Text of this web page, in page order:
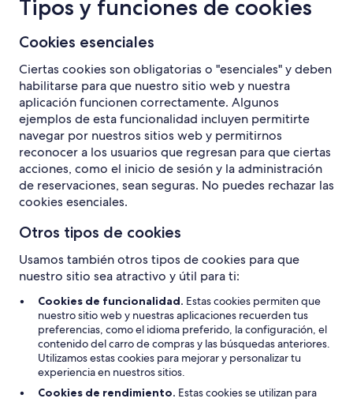
Tipos y funciones de cookies
Cookies esenciales
Ciertas cookies son obligatorias o "esenciales" y deben
habilitarse para que nuestro sitio web y nuestra
aplicación funcionen correctamente. Algunos
ejemplos de esta funcionalidad incluyen permitirte
navegar por nuestros sitios web y permitirnos
reconocer a los usuarios que regresan para que ciertas
acciones, como el inicio de sesión y la administración
de reservaciones, sean seguras. No puedes rechazar las
cookies esenciales.
Otros tipos de cookies
Usamos también otros tipos de cookies para que
nuestro sitio sea atractivo y útil para ti:
Cookies de funcionalidad. Estas cookies permiten que
nuestro sitio web y nuestras aplicaciones recuerden tus
preferencias, como el idioma preferido, la configuración, el
contenido del carro de compras y las búsquedas anteriores.
Utilizamos estas cookies para mejorar y personalizar tu
experiencia en nuestros sitios.
Cookies de rendimiento. Estas cookies se utilizan para